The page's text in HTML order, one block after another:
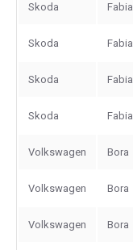
Skoda Fabia
Skoda Fabia
Skoda Fabia
Skoda Fabia
Volkswagen Bora
Volkswagen Bora
Volkswagen Bora